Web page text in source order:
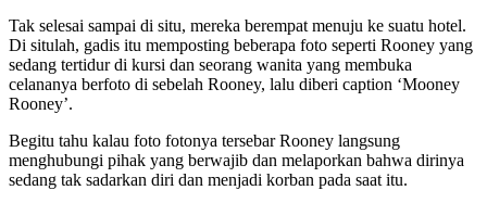
Tak selesai sampai di situ, mereka berempat menuju ke suatu hotel.
Di situlah, gadis itu memposting beberapa foto seperti Rooney yang
sedang tertidur di kursi dan seorang wanita yang membuka
celananya berfoto di sebelah Rooney, lalu diberi caption ‘Mooney
Rooney’.
Begitu tahu kalau foto fotonya tersebar Rooney langsung
menghubungi pihak yang berwajib dan melaporkan bahwa dirinya
sedang tak sadarkan diri dan menjadi korban pada saat itu.